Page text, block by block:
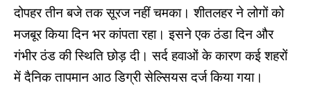
दोपहर तीन बजे तक सूरज नहीं चमका। शीतलहर ने लोगों को
मजबूर किया दिन भर कांपता रहा। इसने एक ठंडा दिन और
गंभीर ठंड की स्थिति छोड़ दी। सर्द हवाओं के कारण कई शहरों
में दैनिक तापमान आठ डिग्री सेल्सियस दर्ज किया गया।